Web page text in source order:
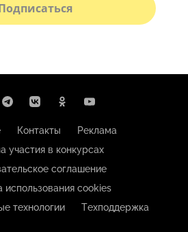
Контакты
Реклама
участия в конкурсах
соглашение
использования cookies
технологии
Техподдержка